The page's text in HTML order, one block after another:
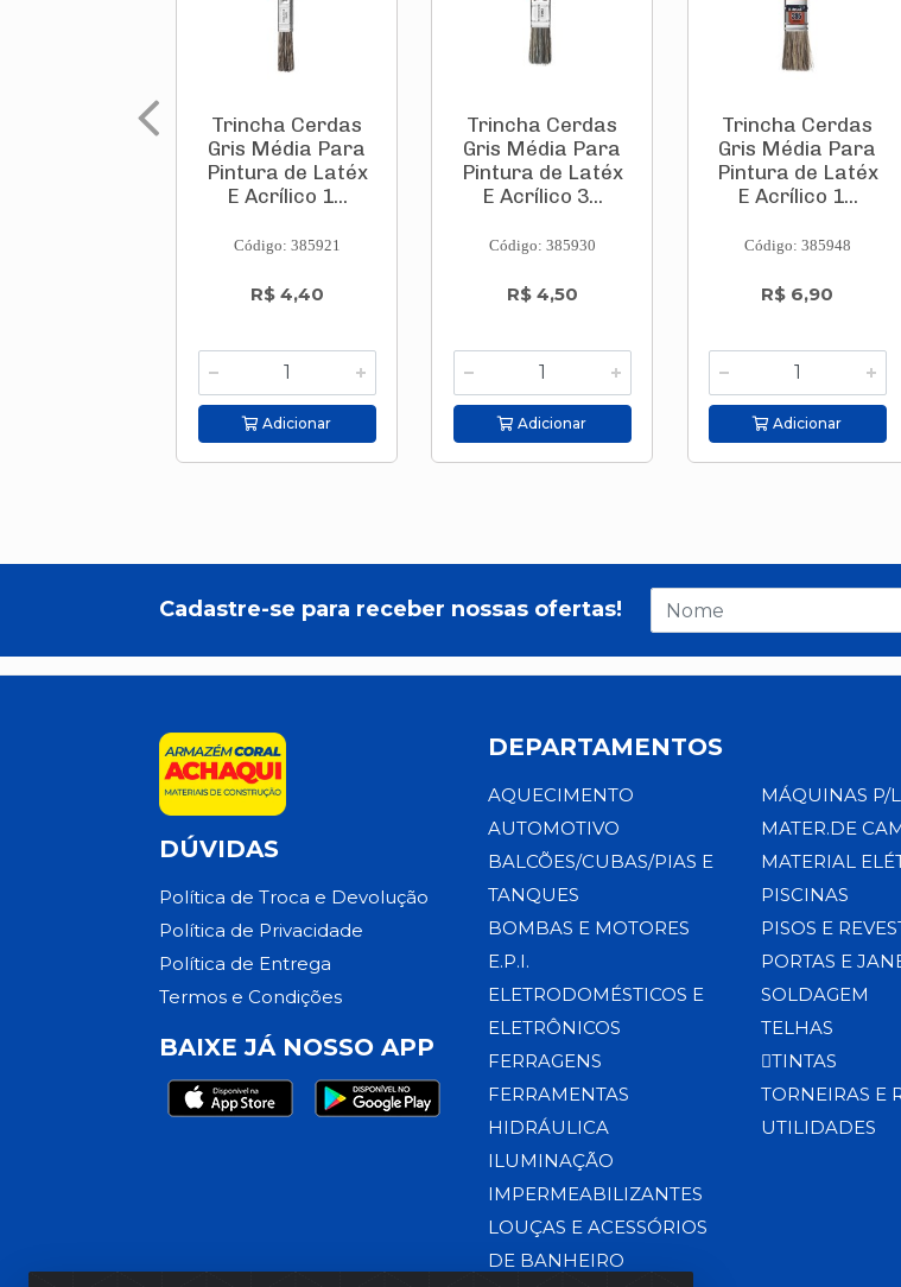
Trincha Cerdas
Gris Média Para
Pintura de Latéx
E Acrílico 1...
Código: 385921
R$ 4,40
Adicionar
Trincha Cerdas
Gris Média Para
Pintura de Latéx
E Acrílico 3...
Código: 385930
R$ 4,50
Adicionar
Trincha Cerdas
Gris Média Para
Pintura de Latéx
E Acrílico 1...
Código: 385948
R$ 6,90
Adicionar
Cadastre-se para receber nossas ofertas!
DÚVIDAS
Política de Troca e Devolução
Política de Privacidade
Política de Entrega
Termos e Condições
BAIXE JÁ NOSSO APP
DEPARTAMENTOS
AQUECIMENTO
AUTOMOTIVO
BALCÕES/CUBAS/PIAS E
TANQUES
BOMBAS E MOTORES
E.P.I.
ELETRODOMÉSTICOS E
ELETRÔNICOS
FERRAGENS
FERRAMENTAS
HIDRÁULICA
ILUMINAÇÃO
IMPERMEABILIZANTES
LOUÇAS E ACESSÓRIOS
DE BANHEIRO
MÁQUINAS P/
MATER.DE
MATERIAL
PISCINAS
PISOS E
PORTAS E
SOLDAGEM
TELHAS
TINTAS
TORNEIRAS E
UTILIDADES